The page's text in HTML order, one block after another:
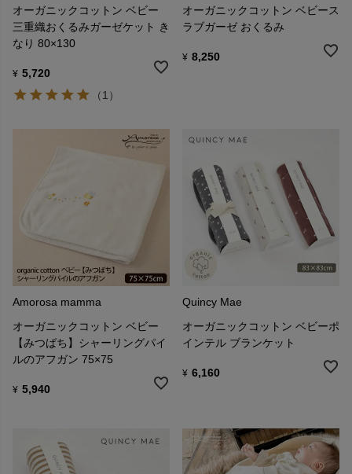
オーガニックコットン ベビー
三重織おくるみガーゼケット き
なり 80×130
¥ 5,720
（1）
オーガニックコットン ベビース
ラブガーゼ おくるみ
¥ 8,250
Amorosa mamma
オーガニックコットン ベビー
【みつばち】シャーリングパイ
ルのアフガン 75×75
¥ 5,940
Quincy Mae
オーガニックコットン ベビーポ
インテル ブランケット
¥ 6,160